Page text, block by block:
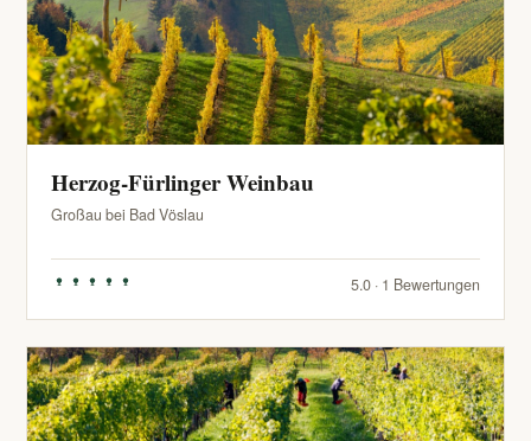
Herzog-Fürlinger Weinbau
Großau bei Bad Vöslau
5.0 · 1 Bewertungen